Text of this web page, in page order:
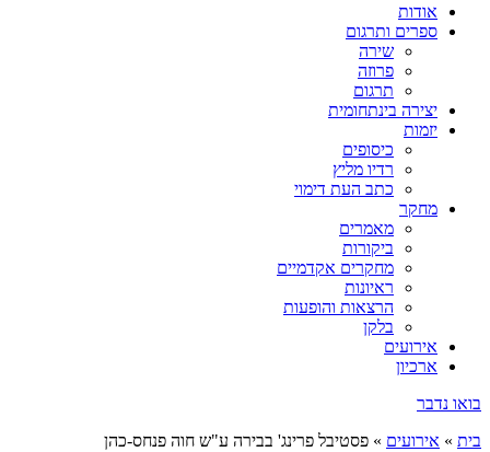
אודות
ספרים ותרגום
שירה
פרוזה
תרגום
יצירה בינתחומית
יזמות
כיסופים
רדיו מליץ
כתב העת דימוי
מחקר
מאמרים
ביקורות
מחקרים אקדמיים
ראיונות
הרצאות והופעות
בלקן
אירועים
ארכיון
בואו נדבר
בית » אירועים » פסטיבל פרינג' בבירה ע"ש חוה פנחס-כהן